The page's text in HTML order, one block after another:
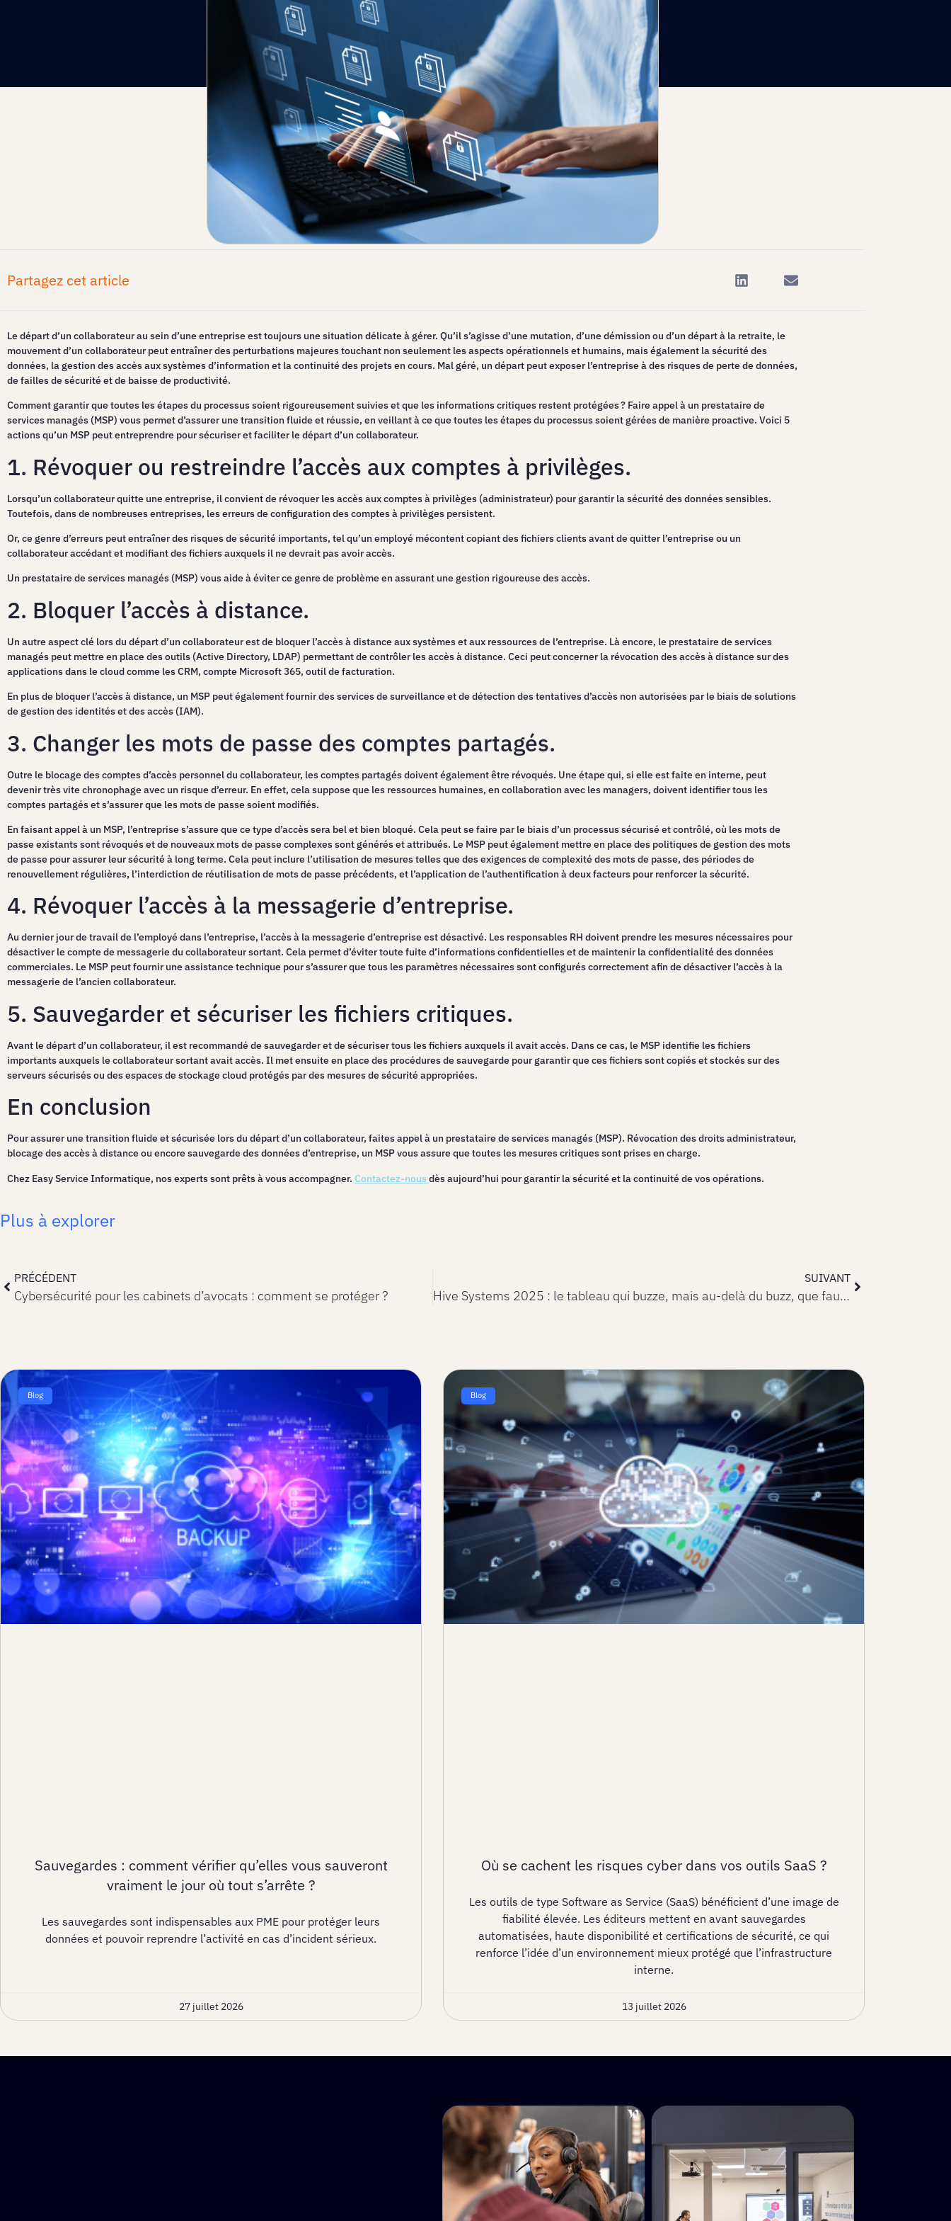
Partagez cet article
Le départ d’un collaborateur au sein d’une entreprise est toujours une situation délicate à gérer. Qu’il s’agisse d’une mutation, d’une démission ou d’un départ à la retraite, le
mouvement d’un collaborateur peut entraîner des perturbations majeures touchant non seulement les aspects opérationnels et humains, mais également la sécurité des
données, la gestion des accès aux systèmes d’information et la continuité des projets en cours. Mal géré, un départ peut exposer l’entreprise à des risques de perte de données,
de failles de sécurité et de baisse de productivité.
Comment garantir que toutes les étapes du processus soient rigoureusement suivies et que les informations critiques restent protégées ? Faire appel à un prestataire de
services managés (MSP) vous permet d’assurer une transition fluide et réussie, en veillant à ce que toutes les étapes du processus soient gérées de manière proactive. Voici 5
actions qu’un MSP peut entreprendre pour sécuriser et faciliter le départ d’un collaborateur.
1. Révoquer ou restreindre l’accès aux comptes à privilèges.
Lorsqu’un collaborateur quitte une entreprise, il convient de révoquer les accès aux comptes à privilèges (administrateur) pour garantir la sécurité des données sensibles.
Toutefois, dans de nombreuses entreprises, les erreurs de configuration des comptes à privilèges persistent.
Or, ce genre d’erreurs peut entraîner des risques de sécurité importants, tel qu’un employé mécontent copiant des fichiers clients avant de quitter l’entreprise ou un
collaborateur accédant et modifiant des fichiers auxquels il ne devrait pas avoir accès.
Un prestataire de services managés (MSP) vous aide à éviter ce genre de problème en assurant une gestion rigoureuse des accès.
2. Bloquer l’accès à distance.
Un autre aspect clé lors du départ d’un collaborateur est de bloquer l’accès à distance aux systèmes et aux ressources de l’entreprise. Là encore, le prestataire de services
managés peut mettre en place des outils (Active Directory, LDAP) permettant de contrôler les accès à distance. Ceci peut concerner la révocation des accès à distance sur des
applications dans le cloud comme les CRM, compte Microsoft 365, outil de facturation.
En plus de bloquer l’accès à distance, un MSP peut également fournir des services de surveillance et de détection des tentatives d’accès non autorisées par le biais de solutions
de gestion des identités et des accès (IAM).
3. Changer les mots de passe des comptes partagés.
Outre le blocage des comptes d’accès personnel du collaborateur, les comptes partagés doivent également être révoqués. Une étape qui, si elle est faite en interne, peut
devenir très vite chronophage avec un risque d’erreur. En effet, cela suppose que les ressources humaines, en collaboration avec les managers, doivent identifier tous les
comptes partagés et s’assurer que les mots de passe soient modifiés.
En faisant appel à un MSP, l’entreprise s’assure que ce type d’accès sera bel et bien bloqué. Cela peut se faire par le biais d’un processus sécurisé et contrôlé, où les mots de
passe existants sont révoqués et de nouveaux mots de passe complexes sont générés et attribués. Le MSP peut également mettre en place des politiques de gestion des mots
de passe pour assurer leur sécurité à long terme. Cela peut inclure l’utilisation de mesures telles que des exigences de complexité des mots de passe, des périodes de
renouvellement régulières, l’interdiction de réutilisation de mots de passe précédents, et l’application de l’authentification à deux facteurs pour renforcer la sécurité.
4. Révoquer l’accès à la messagerie d’entreprise.
Au dernier jour de travail de l’employé dans l’entreprise, l’accès à la messagerie d’entreprise est désactivé. Les responsables RH doivent prendre les mesures nécessaires pour
désactiver le compte de messagerie du collaborateur sortant. Cela permet d’éviter toute fuite d’informations confidentielles et de maintenir la confidentialité des données
commerciales. Le MSP peut fournir une assistance technique pour s’assurer que tous les paramètres nécessaires sont configurés correctement afin de désactiver l’accès à la
messagerie de l’ancien collaborateur.
5. Sauvegarder et sécuriser les fichiers critiques.
Avant le départ d’un collaborateur, il est recommandé de sauvegarder et de sécuriser tous les fichiers auxquels il avait accès. Dans ce cas, le MSP identifie les fichiers
importants auxquels le collaborateur sortant avait accès. Il met ensuite en place des procédures de sauvegarde pour garantir que ces fichiers sont copiés et stockés sur des
serveurs sécurisés ou des espaces de stockage cloud protégés par des mesures de sécurité appropriées.
En conclusion
Pour assurer une transition fluide et sécurisée lors du départ d’un collaborateur, faites appel à un prestataire de services managés (MSP). Révocation des droits administrateur,
blocage des accès à distance ou encore sauvegarde des données d’entreprise, un MSP vous assure que toutes les mesures critiques sont prises en charge.
Chez Easy Service Informatique, nos experts sont prêts à vous accompagner. Contactez-nous dès aujourd’hui pour garantir la sécurité et la continuité de vos opérations.
Plus à explorer
PRÉCÉDENT
Cybersécurité pour les cabinets d’avocats : comment se protéger ?
SUIVANT
Hive Systems 2025 : le tableau qui buzze, mais au-delà du buzz, que faut-il retenir ?
Blog
Sauvegardes : comment vérifier qu’elles vous sauveront
vraiment le jour où tout s’arrête ?
Les sauvegardes sont indispensables aux PME pour protéger leurs
données et pouvoir reprendre l’activité en cas d’incident sérieux.
27 juillet 2026
Blog
Où se cachent les risques cyber dans vos outils SaaS ?
Les outils de type Software as Service (SaaS) bénéficient d’une image de
fiabilité élevée. Les éditeurs mettent en avant sauvegardes
automatisées, haute disponibilité et certifications de sécurité, ce qui
renforce l’idée d’un environnement mieux protégé que l’infrastructure
interne.
13 juillet 2026